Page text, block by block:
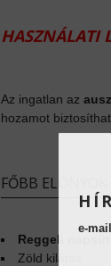
e-
HASZNÁLATI
Az ingatlan az
hozamot
FŐBB ELŐNYÖK
Reggeli
Zöld kilátás